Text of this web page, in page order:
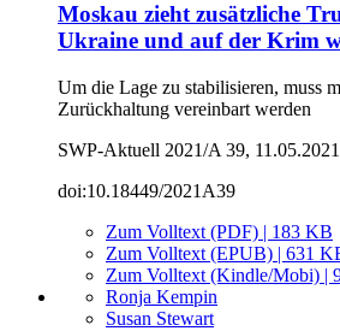
Moskau zieht zusätzliche
Ukraine und auf der Krim
Um die Lage zu stabilisieren, muss
Zurückhaltung vereinbart werden
SWP-Aktuell 2021/A 39,
doi:10.18449/2021A39
Zum Volltext (PDF) | 183 KB
Zum Volltext (EPUB) | 631
Zum Volltext (Kindle/Mobi) |
Ronja Kempin
Susan Stewart